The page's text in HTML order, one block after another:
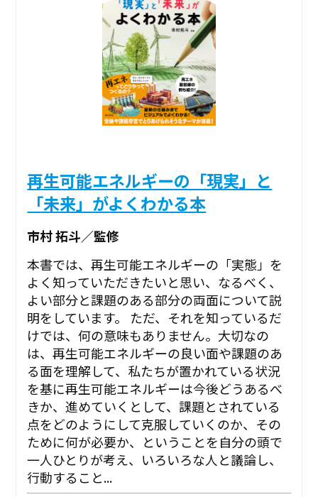
再生可能エネルギーの「現実」と
「未来」がよくわかる本
市村 拓斗／監修
本書では、再生可能エネルギーの「実態」を
よく知っていただきたいと思い、なるべく、
よい部分と課題のある部分の両面について説
明をしています。 ただ、それを知っているだ
けでは、何の意味もありません。大切なの
は、再生可能エネルギーの良い面や課題のあ
る面を理解して、私たちが置かれている状況
を基に再生可能エネルギーは今後どうあるべ
きか、進めていくとして、課題とされている
点をどのようにして克服していくのか、その
ために何が必要か、ということを自分の頭で
一人ひとりが考え、いろいろな人と議論し、
行動すること...